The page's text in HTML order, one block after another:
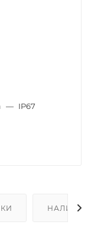
— IP67
НАЛИЧИЕ